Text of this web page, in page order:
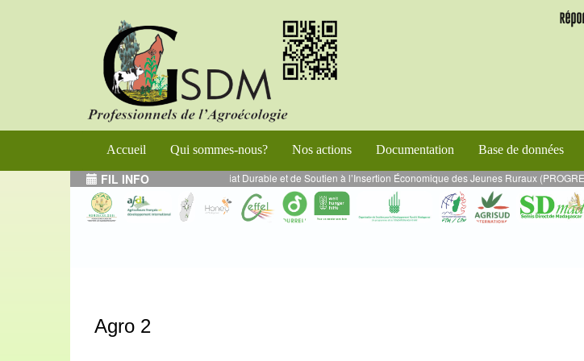
Accueil Qui sommes-nous? Nos actions Documentation Base de données
FIL INFO
de Renforcement de l’Entrepreneuriat Durable et de Soutien à l’Insertion Économique des Jeunes Ruraux (PROGRES) --
Agro 2